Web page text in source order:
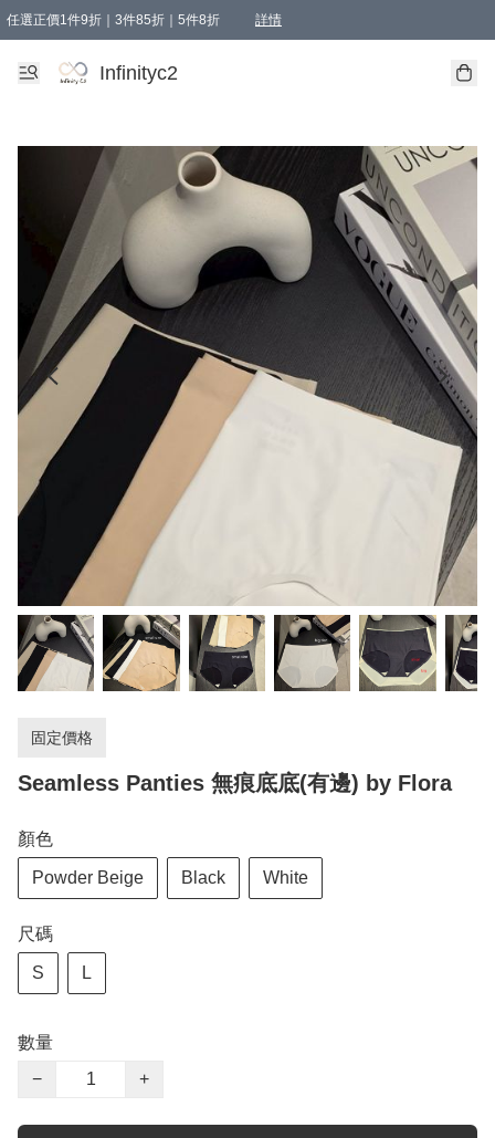
任選正價1件9折｜3件85折｜5件8折 詳情
精選商品，任選買1件或以上減HKD 20.00；買2件或以上減HKD 60.00；買3件
Infinityc2 wears 滿$800免運費
Bucks & Leather 滿$1000免運費
Infinityc2
固定價格
Seamless Panties 無痕底底(有邊) by Flora
顏色
Powder Beige Black White
尺碼
S L
數量
−
+